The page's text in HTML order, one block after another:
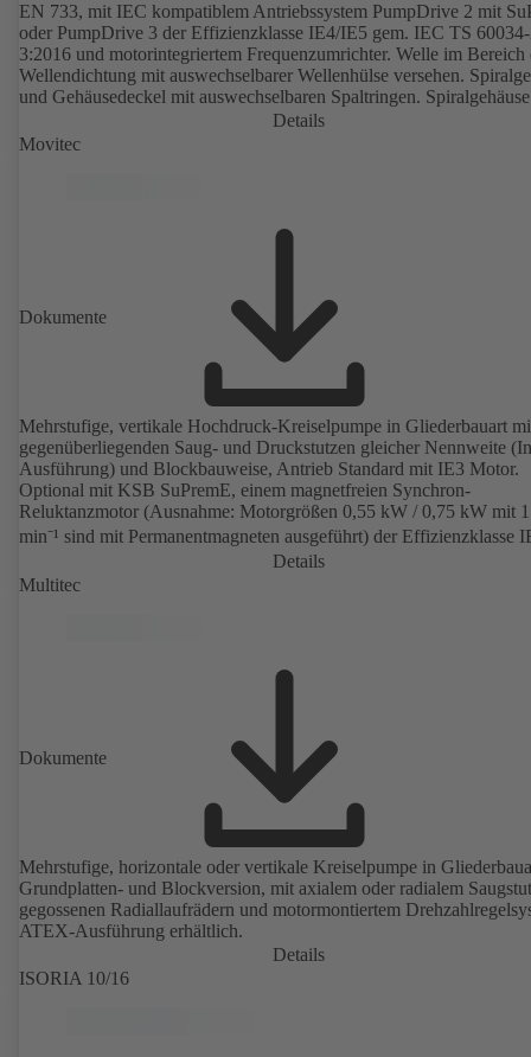
EN 733, mit IEC kompatiblem Antriebssystem PumpDrive 2 mit
oder PumpDrive 3 der Effizienzklasse IE4/IE5 gem. IEC TS
3:2016 und motorintegriertem Frequenzumrichter. Welle im Bereich
Wellendichtung mit auswechselbarer Wellenhülse versehen.
und Gehäusedeckel mit auswechselbaren Spaltringen.
angegossenen Pumpenfüßen bei B-, C- und S Ausführung.
Befestigungspunkte entsprechend IEC 60072, Hüllmaße gemäß
Details
Movitec
Dokumente
Mehrstufige, vertikale Hochdruck-Kreiselpumpe in Gliederbauart
gegenüberliegenden Saug- und Druckstutzen gleicher Nennweite
Ausführung) und Blockbauweise, Antrieb Standard mit IE3 Motor.
Optional mit KSB SuPremE, einem magnetfreien Synchron-
Reluktanzmotor (Ausnahme: Motorgrößen 0,55 kW / 0,75 kW mit
min⁻¹ sind mit Permanentmagneten ausgeführt) der Effizienzklasse
gemäß IEC TS 60034-30-2: 2016, für den Betrieb am
Drehzahlregelsystem Typ KSB PumpDrive 2 oder KSB
Details
Multitec
Dokumente
Mehrstufige, horizontale oder vertikale Kreiselpumpe in
Grundplatten- und Blockversion, mit axialem oder radialem
gegossenen Radiallaufrädern und motormontiertem
ATEX-Ausführung erhältlich.
Details
ISORIA 10/16